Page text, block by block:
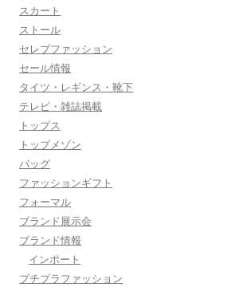
スカート
ストール
セレブファッション
セール情報
タイツ・レギンス・靴下
テレビ・雑誌掲載
トップス
トップメゾン
バッグ
ファッションギフト
フォーマル
ブランド展示会
ブランド情報
インポート
プチプラファッション